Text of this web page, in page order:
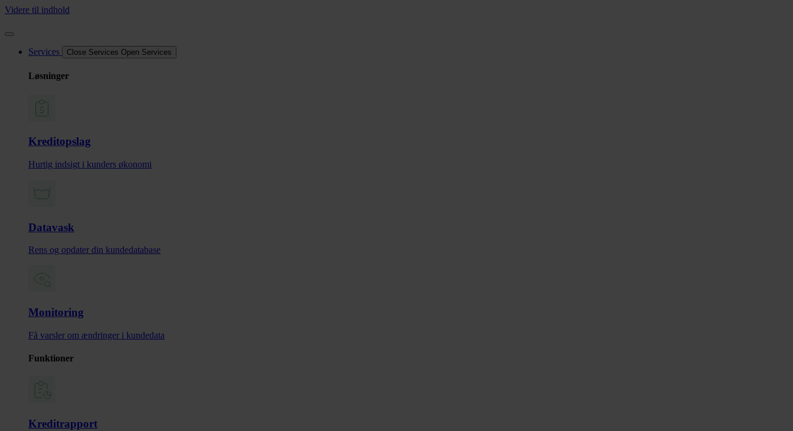
Videre til indhold
Services Close Services Open Services
Løsninger
Kreditopslag
Hurtig indsigt i kunders økonomi
Datavask
Rens og opdater din kundedatabase
Monitoring
Få varsler om ændringer i kundedata
Funktioner
Kreditrapport